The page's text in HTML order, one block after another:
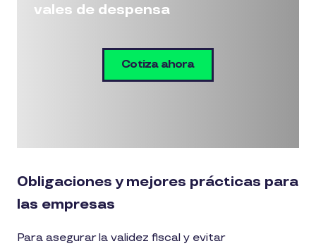
vales de despensa
Cotiza ahora
Obligaciones y mejores prácticas para
las empresas
Para asegurar la validez fiscal y evitar